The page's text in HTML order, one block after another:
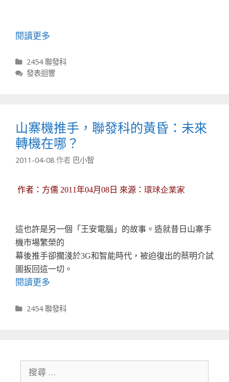
閱讀更多
分類
2454 聯發科
發表迴響
山寨機推手，聯發科的黃昏：未來
轉機在哪？
2011-04-08 作者 巴小智
作者：方儒 2011年04月 08 日 來源： 環球企業家
這也許是另一個「王安電腦」的故事。造就昔日山寨手
機市場繁榮的
幕後推手卻擱淺於3G和智能時代，被迫復出的蔡明介試
圖扳回這一切。
閱讀更多
分類
2454 聯發科
搜尋關於：